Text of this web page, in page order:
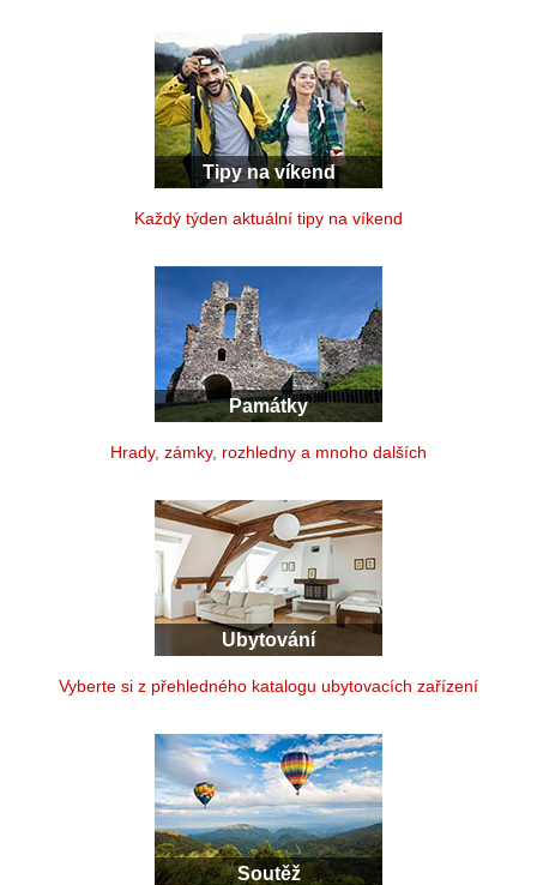
Tipy na víkend
Každý týden aktuální tipy na víkend
Památky
Hrady, zámky, rozhledny a mnoho dalších
Ubytování
Vyberte si z přehledného katalogu ubytovacích zařízení
Soutěž